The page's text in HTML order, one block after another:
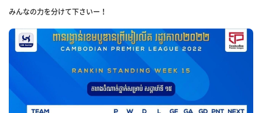
みんなの力を分けて下さいー！